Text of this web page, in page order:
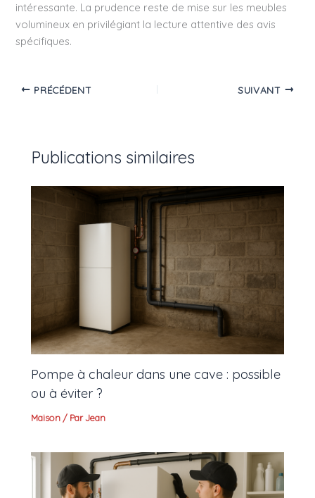
intéressante. La prudence reste de mise sur les meubles
volumineux en privilégiant la lecture attentive des avis
spécifiques.
PRÉCÉDENT SUIVANT
Publications similaires
Pompe à chaleur dans une cave : possible
ou à éviter ?
Maison / ParJean